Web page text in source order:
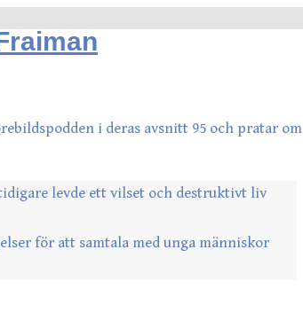
i deras avsnitt 95 och pratar om
levde ett vilset och destruktivt liv
för att samtala med unga människor